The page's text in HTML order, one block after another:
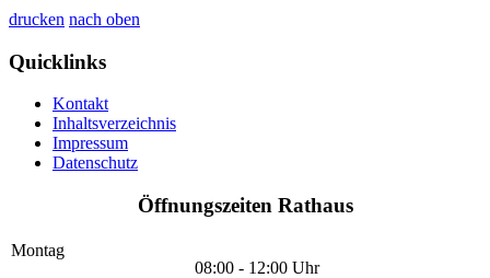
drucken nach oben
Quicklinks
Kontakt
Inhaltsverzeichnis
Impressum
Datenschutz
Öffnungszeiten Rathaus
Montag
08:00 - 12:00 Uhr